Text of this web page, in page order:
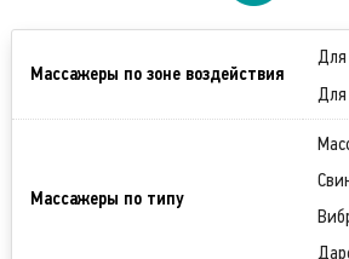
Массажеры по зоне воздействия
Для
Для
Массажеры по типу